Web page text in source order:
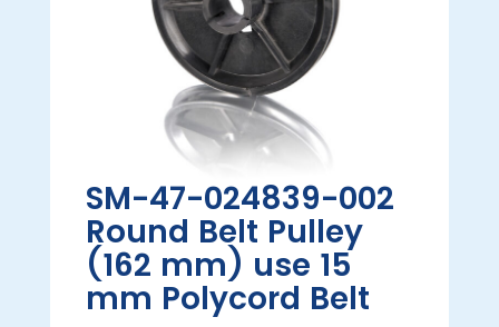
SM-47-024839-002
Round Belt Pulley
(162 mm) use 15
mm Polycord Belt